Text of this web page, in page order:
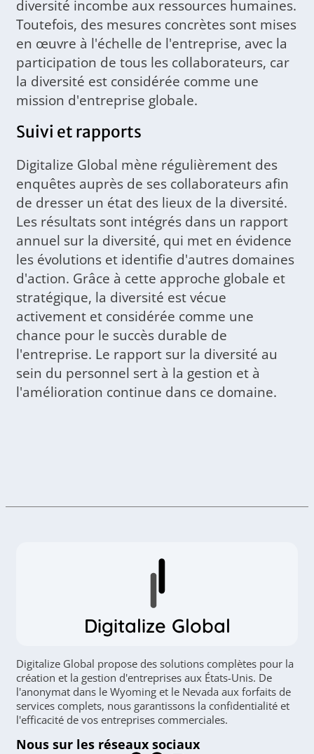
diversité incombe aux ressources humaines.
Toutefois, des mesures concrètes sont mises
en œuvre à l'échelle de l'entreprise, avec la
participation de tous les collaborateurs, car
la diversité est considérée comme une
mission d'entreprise globale.
Suivi et rapports
Digitalize Global mène régulièrement des
enquêtes auprès de ses collaborateurs afin
de dresser un état des lieux de la diversité.
Les résultats sont intégrés dans un rapport
annuel sur la diversité, qui met en évidence
les évolutions et identifie d'autres domaines
d'action. Grâce à cette approche globale et
stratégique, la diversité est vécue
activement et considérée comme une
chance pour le succès durable de
l'entreprise. Le rapport sur la diversité au
sein du personnel sert à la gestion et à
l'amélioration continue dans ce domaine.
Digitalize Global
Digitalize Global propose des solutions complètes pour la
création et la gestion d'entreprises aux États-Unis. De
l'anonymat dans le Wyoming et le Nevada aux forfaits de
services complets, nous garantissons la confidentialité et
l'efficacité de vos entreprises commerciales.
Nous sur les réseaux sociaux